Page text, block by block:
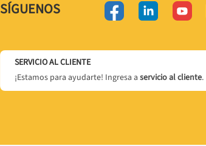
SÍGUENOS
SERVICIO AL CLIENTE
¡Estamos para ayudarte! Ingresa a servicio al cliente.